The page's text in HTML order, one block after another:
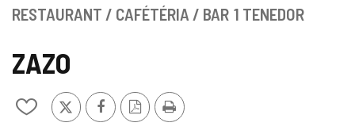
Castilla
León
ZAZO
Ajouter/retirer
X FacebookVersion
PDF
Imprimer
RESTAURANT / CAFÉTÉRIA / BAR 1 TENEDOR